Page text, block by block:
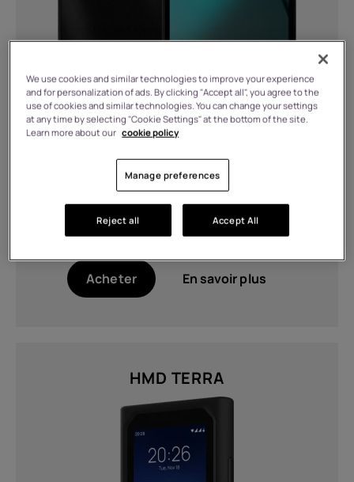
Chargement de 33 W (compatible
QC4.0 et PD3.0 PPS), chargement sans
fil magnétique de 15 W, chargement
sans fil inversé de 5 W, certifié Qi2 (1)
Compatible avec la charge 10 W.
Compatible avec la charge 33 W
Couleur
Data Grey (1)
Twisted Black (1)
FHD+ 1080 × 2400 (1)
2 MB RAM, 64 GB Stockage
€109.99
Acheter En savoir plus
HMD TERRA
We use cookies and similar technologies to improve your experience
and for personalization of ads. By clicking "Accept all", you agree to the
use of cookies and similar technologies. You can change your settings
at any time by selecting "Cookie Settings" at the bottom of the site.
Learn more about our cookie policy
Manage preferences
Reject all Accept All